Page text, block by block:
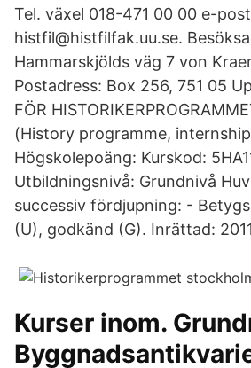
Tel. växel 018-471 00 00 e-post
histfil@histfilfak.uu.se.
Hammarskjölds väg 7 von
Postadress: Box 256, 751 05
FÖR
(History programme,
Högskolepoäng: Kurskod:
Utbildningsnivå: Grundnivå
successiv fördjupning: -
(U), godkänd (G). Inrättad:
Kurser inom.